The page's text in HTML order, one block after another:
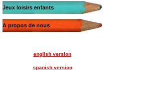
Jeux loisirs enfants
A propos de nous
english version
spanish version